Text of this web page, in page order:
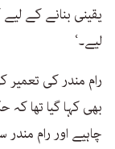
یقینی بنانے کے
لیے۔‘
رام مندر کی
بھی کہا گیا تھا